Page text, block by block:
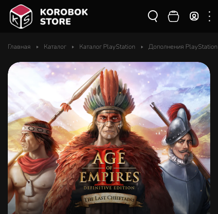
Главная Каталог Каталог PlayStation Дополнения PlayStation